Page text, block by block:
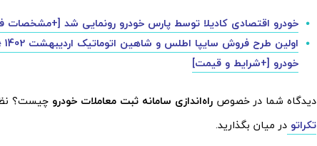
خودرو اقتصادی کادیلا توسط پارس خودرو رونمایی شد [+مشخصات
خودرو [+شرایط و قیمت]
دیدگاه شما در خصوص راه‌اندازی سامانه ثبت معاملات خودرو چیست؟
تکراتو در میان بگذارید.